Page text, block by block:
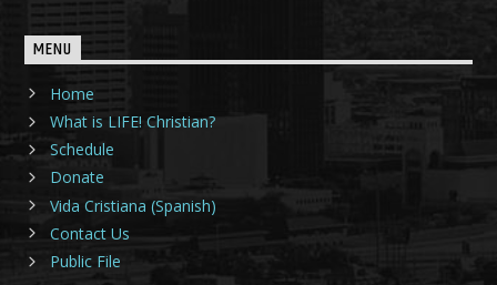
MENU
Home
What is LIFE! Christian?
Schedule
Donate
Vida Cristiana (Spanish)
Contact Us
Public File